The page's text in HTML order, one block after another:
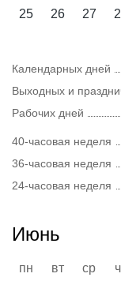
25
26 27
Календарных дней
Выходных и
Рабочих дней
40-часовая неделя
36-часовая неделя
24-часовая неделя
Июнь
пн вт ср